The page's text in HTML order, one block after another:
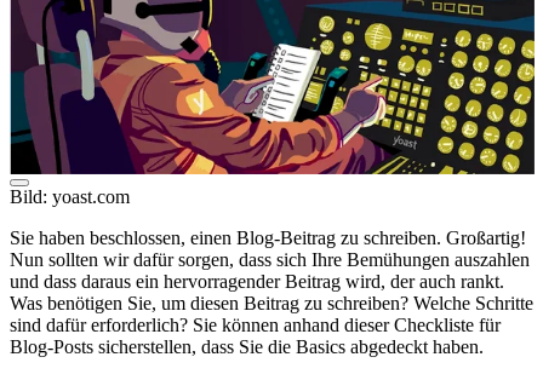
Bild: yoast.com
Sie haben beschlossen, einen Blog-Beitrag zu schreiben. Großartig!
Nun sollten wir dafür sorgen, dass sich Ihre Bemühungen auszahlen
und dass daraus ein hervorragender Beitrag wird, der auch rankt.
Was benötigen Sie, um diesen Beitrag zu schreiben? Welche Schritte
sind dafür erforderlich? Sie können anhand dieser Checkliste für
Blog-Posts sicherstellen, dass Sie die Basics abgedeckt haben.